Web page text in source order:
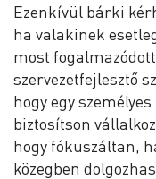
Ezenkívül bárki
ha valakinek
most
szervezetfejlesztő
hogy egy
biztosítson
hogy fókuszáltan,
közegben